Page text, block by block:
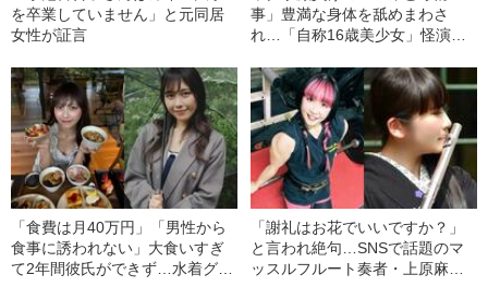
を卒業していません」と元同居
女性が証言
事」豊満な身体を舐めまわさ
れ…「自称16歳美少女」怪演
ぎる“熟れ方”
「食費は月40万円」「男性から
食事に誘われない」大食いすぎ
て2年間彼氏ができず…水着グラ
「謝礼はお花でいいですか？」
と言われ絶句…SNSで話題のマ
ッスルフルート奏者・上原麻衣